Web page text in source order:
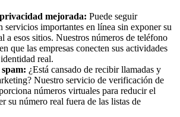
mejorada: Puede seguir
servicios importantes en línea sin exponer su
a esos sitios. Nuestros números de teléfono
que las empresas conecten sus actividades
real.
¿Está cansado de recibir llamadas y
Nuestro servicio de verificación de
números virtuales para reducir el
su número real fuera de las listas de